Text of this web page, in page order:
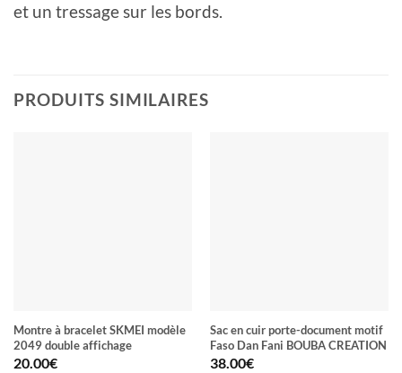
et un tressage sur les bords.
PRODUITS SIMILAIRES
Montre à bracelet SKMEI modèle
2049 double affichage
20.00€
Sac en cuir porte-document motif
Faso Dan Fani BOUBA CREATION
38.00€